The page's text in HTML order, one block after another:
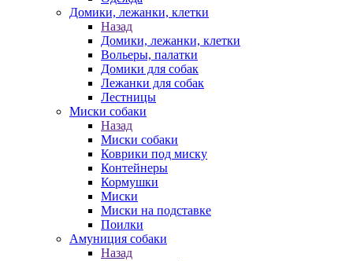
Домики, лежанки, клетки
Назад
Домики, лежанки, клетки
Вольеры, палатки
Домики для собак
Лежанки для собак
Лестницы
Миски собаки
Назад
Миски собаки
Коврики под миску
Контейнеры
Кормушки
Миски
Миски на подставке
Поилки
Амуниция собаки
Назад